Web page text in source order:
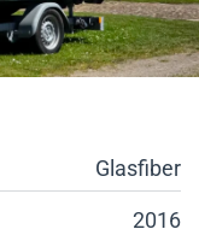
Glasfiber
2016